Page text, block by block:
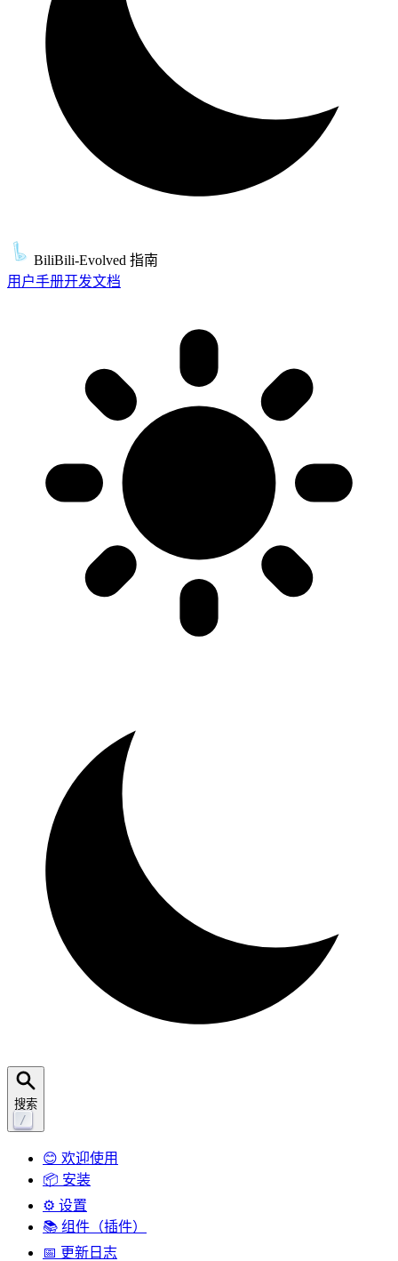
BiliBili-Evolved 指南
用户手册开发文档
搜索
/
😊 欢迎使用
📦 安装
⚙ 设置
📚 组件（插件）
📅 更新日志